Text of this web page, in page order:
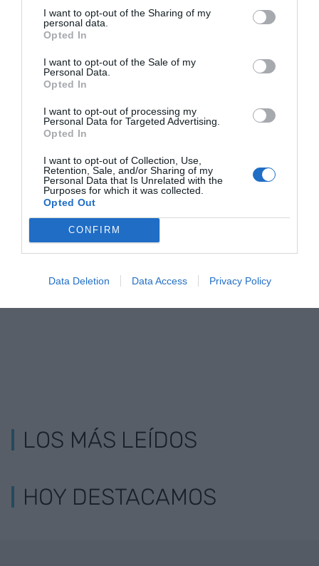
I want to opt-out of the Sharing of my
personal data.
Opted In
I want to opt-out of the Sale of my
Personal Data.
Opted In
I want to opt-out of processing my
Personal Data for Targeted Advertising.
Opted In
I want to opt-out of Collection, Use,
Retention, Sale, and/or Sharing of my
Personal Data that Is Unrelated with the
Purposes for which it was collected.
Opted Out
CONFIRM
Data Deletion Data Access Privacy Policy
RELACIONADAS
Parlem Telecom
cierra el 2022 con
una facturación
nuevas operadoras
y se prepara para
energía
LOS MÁS LEÍDOS
HOY DESTACAMOS